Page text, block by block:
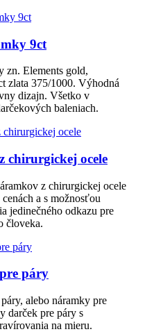
9ct
zn. Elements gold,
zlata 375/1000. Výhodná
dizajn. Všetko v
baleniach.
chirurgickej ocele
z chirurgickej ocele
a s možnosťou
jedinečného odkazu pre
človeka.
páry
alebo náramky pre
darček pre páry s
na mieru.